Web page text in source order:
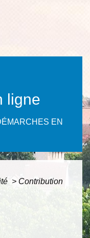
ligne
EN
> Contribution